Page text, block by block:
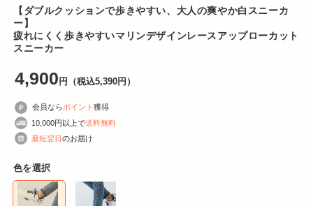
ア
(1)
を
開
く
【ダブルクッションで歩きやすい、大人の爽やか白スニーカ
ー】
疲れにくく歩きやすいマリンデザインレースアップローカット
スニーカー
4,900 円 （税込5,390円 ）
会員ならポイント 獲得
10,000円以上で送料無料
最短翌日のお届け
色を選択